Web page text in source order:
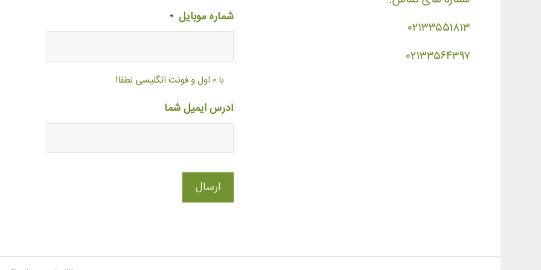
۰۲۱۳۳۵۵۱۸۱۳
۰۲۱۳۳۵۶۴۳۹۷
شماره موبایل *
با ۰ اول و فونت انگلیسی لطفا!
آدرس ایمیل شما